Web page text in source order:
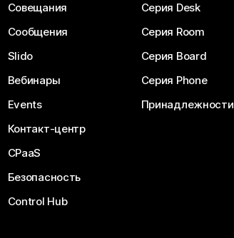
Совещания
Сообщения
Slido
Вебинары
Events
Контакт-центр
CPaaS
Безопасность
Control Hub
Серия Desk
Серия Room
Серия Board
Серия Phone
Принадлежности